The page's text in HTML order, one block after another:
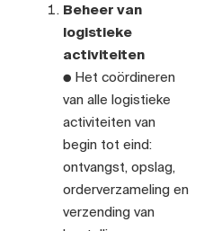
Beheer van
logistieke
activiteiten
● Het coördineren
van alle logistieke
activiteiten van
begin tot eind:
ontvangst, opslag,
orderverzameling en
verzending van